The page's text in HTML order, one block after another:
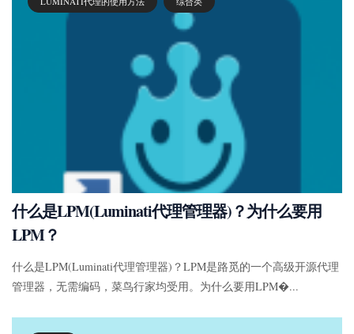
什么是LPM(Luminati代理管理器)？为什么要用
LPM？
什么是LPM(Luminati代理管理器)？LPM是路觅的一个高级开源代理
管理器，无需编码，菜鸟行家均受用。为什么要用LPM�...